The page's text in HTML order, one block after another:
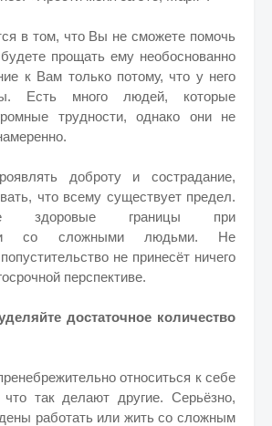
в том, что Вы не сможете помочь
прощать ему необоснованно
к Вам только потому, что у него
Есть много людей, которые
трудности, однако они не
доброту и сострадание,
что всему существует предел.
здоровые границы при
со сложными людьми. Не
не принесёт ничего
перспективе.
достаточное количество
относиться к себе
что так делают другие. Серьёзно,
работать или жить со сложным